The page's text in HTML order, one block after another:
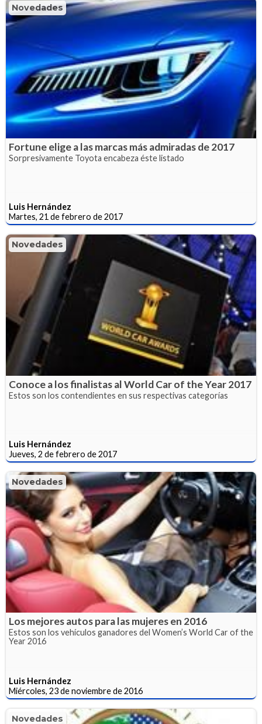
Novedades
Fortune elige a las marcas más admiradas de 2017
Sorpresivamente Toyota encabeza éste listado
Luis Hernández
Martes, 21 de febrero de 2017
Novedades
Conoce a los finalistas al World Car of the Year 2017
Estos son los contendientes en sus respectivas categorías
Luis Hernández
Jueves, 2 de febrero de 2017
Novedades
Los mejores autos para las mujeres en 2016
Estos son los vehículos ganadores del Women’s World Car of the
Year 2016
Luis Hernández
Miércoles, 23 de noviembre de 2016
Novedades